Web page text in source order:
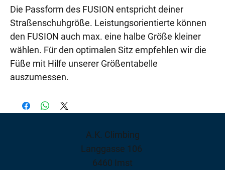
Die Passform des FUSION entspricht deiner
Straßenschuhgröße. Leistungsorientierte können
den FUSION auch max. eine halbe Größe kleiner
wählen. Für den optimalen Sitz empfehlen wir die
Füße mit Hilfe unserer Größentabelle
auszumessen.
A.K. Climbing
Langgasse 106
6460 Imst